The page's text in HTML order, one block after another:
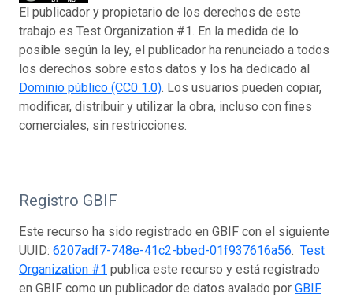
El publicador y propietario de los derechos de este
trabajo es Test Organization #1. En la medida de lo
posible según la ley, el publicador ha renunciado a todos
los derechos sobre estos datos y los ha dedicado al
Dominio público (CC0 1.0). Los usuarios pueden copiar,
modificar, distribuir y utilizar la obra, incluso con fines
comerciales, sin restricciones.
Registro GBIF
Este recurso ha sido registrado en GBIF con el siguiente
UUID: 6207adf7-748e-41c2-bbed-01f937616a56. Test
Organization #1 publica este recurso y está registrado
en GBIF como un publicador de datos avalado por GBIF